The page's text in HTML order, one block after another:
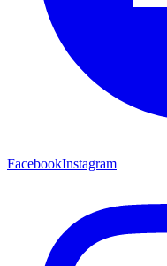
FacebookInstagram